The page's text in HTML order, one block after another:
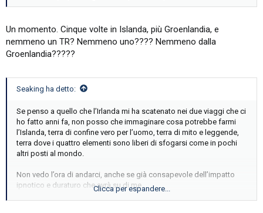
Un momento. Cinque volte in Islanda, più Groenlandia, e
nemmeno un TR? Nemmeno uno???? Nemmeno dalla
Groenlandia?????
Seaking ha detto:
Se penso a quello che l’Irlanda mi ha scatenato nei due viaggi che ci
ho fatto anni fa, non posso che immaginare cosa potrebbe farmi
l’Islanda, terra di confine vero per l’uomo, terra di mito e leggende,
terra dove i quattro elementi sono liberi di sfogarsi come in pochi
altri posti al mondo.
Non vedo l’ora di andarci, anche se già consapevole dell’impatto
ipnotico e duraturo che avrà su di me.
Clicca per espandere...